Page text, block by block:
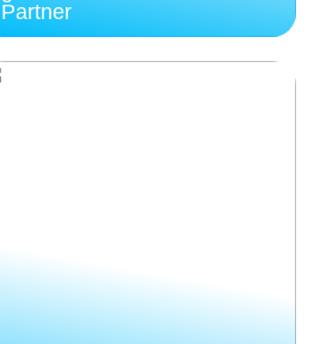
Partner